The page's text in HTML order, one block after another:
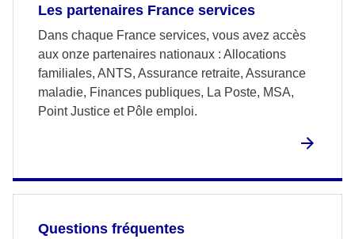
Les partenaires France services
Dans chaque France services, vous avez accès
aux onze partenaires nationaux : Allocations
familiales, ANTS, Assurance retraite, Assurance
maladie, Finances publiques, La Poste, MSA,
Point Justice et Pôle emploi.
Questions fréquentes